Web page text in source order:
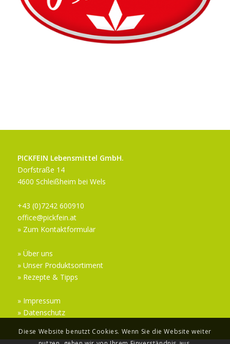
PICKFEIN Lebensmittel GmbH.
Dorfstraße 14
4600 Schleißheim bei Wels
+43 (0)7242 600910
office@pickfein.at
» Zum Kontaktformular
» Über uns
» Unser Produktsortiment
» Rezepte & Tipps
» Impressum
» Datenschutz
Diese Website benutzt Cookies. Wenn Sie die Website weiter